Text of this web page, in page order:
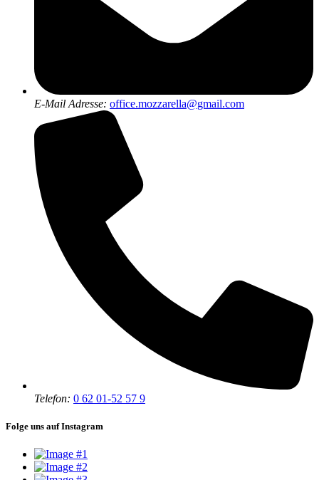
E-Mail Adresse: office.mozzarella@gmail.com
Telefon: 0 62 01-52 57 9
Folge uns auf Instagram